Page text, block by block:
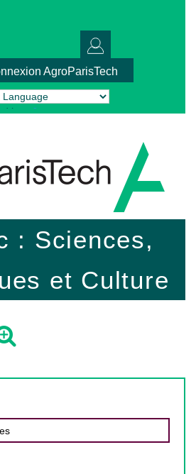
AgroParisTech
by Translate
: Sciences,
et Culture